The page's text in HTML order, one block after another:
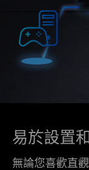
易於設置
無論您喜歡直